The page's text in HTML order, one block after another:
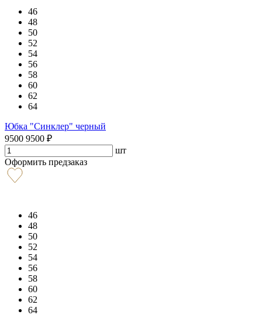
46
48
50
52
54
56
58
60
62
64
Юбка "Синклер" черный
9500 9500 ₽
шт
Оформить предзаказ
46
48
50
52
54
56
58
60
62
64